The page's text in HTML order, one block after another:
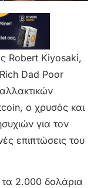
Robert Kiyosaki,
Dad Poor
ο χρυσός και
για τον
επιπτώσεις του
2.000 δολάρια